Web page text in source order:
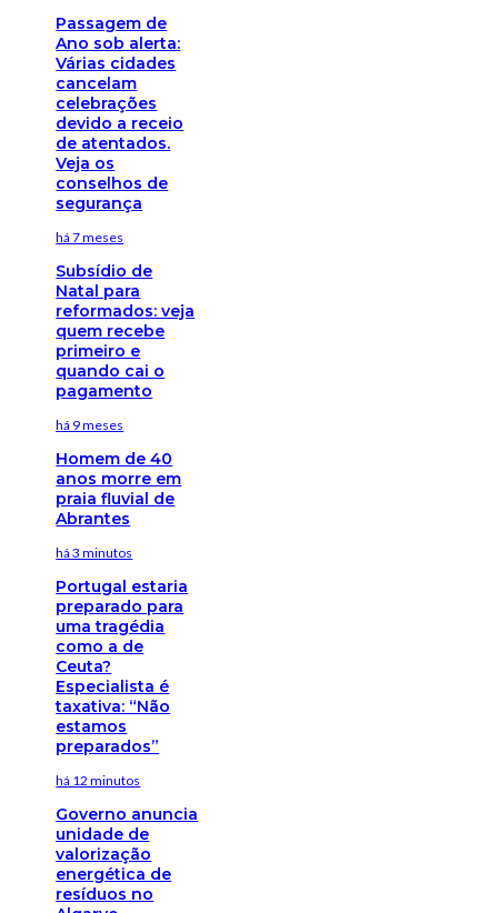
Passagem de
Ano sob alerta:
Várias cidades
cancelam
celebrações
devido a receio
de atentados.
Veja os
conselhos de
segurança
há 7 meses
Subsídio de
Natal para
reformados: veja
quem recebe
primeiro e
quando cai o
pagamento
há 9 meses
Homem de 40
anos morre em
praia fluvial de
Abrantes
há 3 minutos
Portugal estaria
preparado para
uma tragédia
como a de
Ceuta?
Especialista é
taxativa: “Não
estamos
preparados”
há 12 minutos
Governo anuncia
unidade de
valorização
energética de
resíduos no